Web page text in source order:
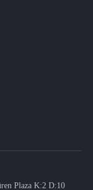
Plaza K:2 D:10